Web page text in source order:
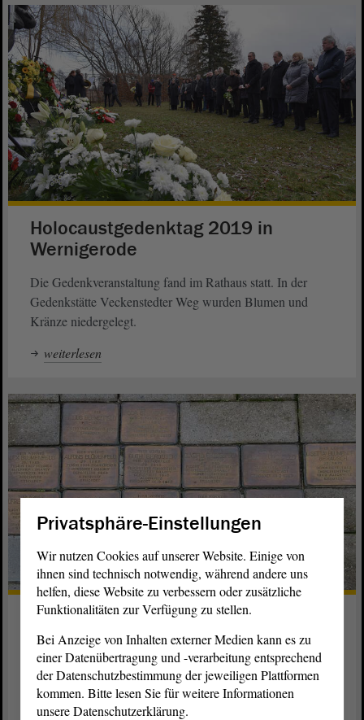
Holocaustgedenktag 2019 in
Wernigerode
Die Gedenkveranstaltung fand im Rathaus statt. In der
Gedenkstätte Veckenstedter Weg wurden Blumen und
Kränze niedergelegt.
weiterlesen
Holocaustgedenktag 2018 in
Magdeburg
Mit Gedenkreden und Blumen wird am 27. Januar im
Landtagder Millionen Opfer des Holocausts gedacht.
Privatsphäre-Einstellungen
Wir nutzen Cookies auf unserer Website. Einige von
ihnen sind technisch notwendig, während andere uns
helfen, diese Website zu verbessern oder zusätzliche
Funktionalitäten zur Verfügung zu stellen.
Bei Anzeige von Inhalten externer Medien kann es zu
einer Datenübertragung und -verarbeitung entsprechend
der Datenschutzbestimmung der jeweiligen Plattformen
kommen. Bitte lesen Sie für weitere Informationen
unsere Datenschutzerklärung.